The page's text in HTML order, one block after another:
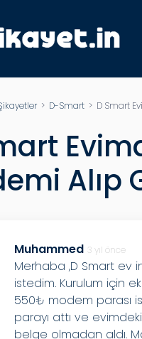
> D-Smart > D Smart
Alıp
Muhammed 3 yıl önce
Merhaba ,D Smart ev
istedim. Kurulum için
550₺ modem parası
parayı attı ve
belge olmadan aldı.